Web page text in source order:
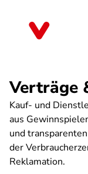
Verträge
Kauf- und
aus
und
der
Reklamation.